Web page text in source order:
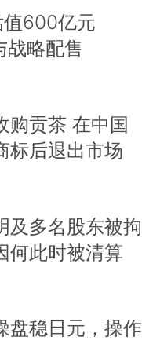
值600亿元
略配售
购贡茶 在中国
标后退出市场
及多名股东被拘
何此时被清算
盘稳日元，操作